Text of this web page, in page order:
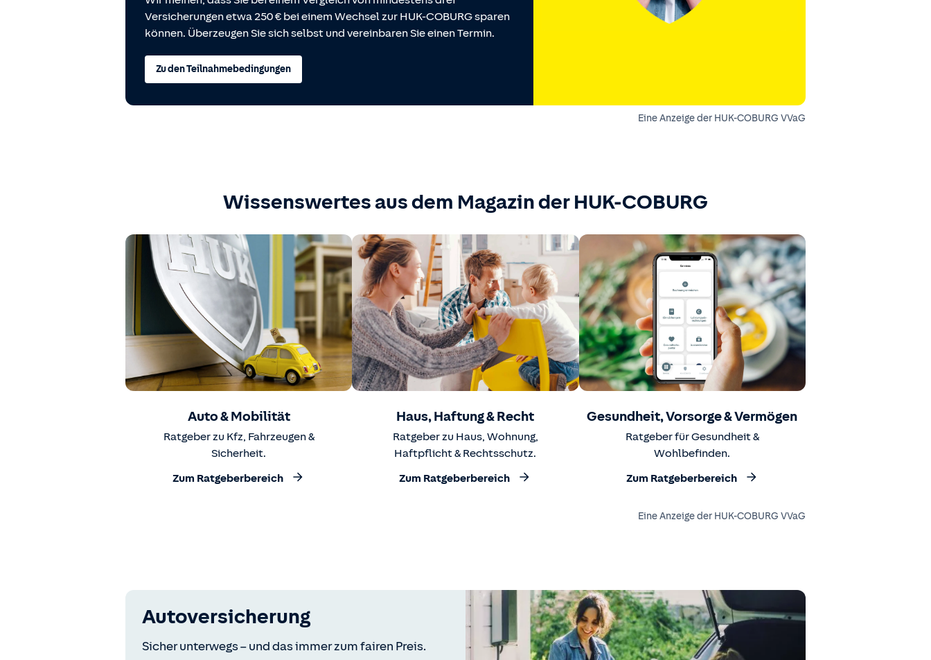
Versicherungen etwa 250 € bei einem Wechsel zur HUK-COBURG sparen
können. Überzeugen Sie sich selbst und vereinbaren Sie einen Termin.
Zu den Teilnahmebedingungen
Eine Anzeige der HUK-COBURG VVaG
Wissenswertes aus dem Magazin der HUK-COBURG
Auto & Mobilität
Ratgeber zu Kfz, Fahrzeugen &
Sicherheit.
Zum Ratgeberbereich
Haus, Haftung & Recht
Ratgeber zu Haus, Wohnung,
Haftpflicht & Rechtsschutz.
Zum Ratgeberbereich
Gesundheit, Vorsorge & Vermögen
Ratgeber für Gesundheit &
Wohlbefinden.
Zum Ratgeberbereich
Eine Anzeige der HUK-COBURG VVaG
Autoversicherung
Sicher unterwegs – und das immer zum fairen Preis.